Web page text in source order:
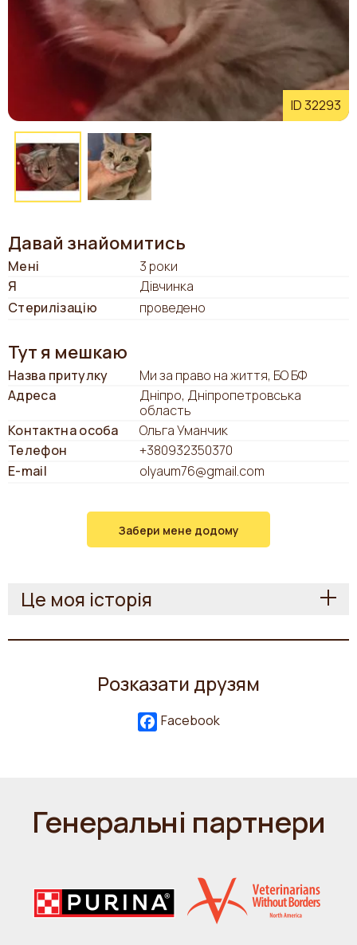
ID 32293
Давай знайомитись
Мені
3 роки
Я
Дівчинка
Стерилізацію
проведено
Тут я мешкаю
Назва притулку
Ми за право на життя, БО БФ
Адреса
Дніпро, Дніпропетровська
область
Контактна особа
Ольга Уманчик
Телефон
+380932350370
E-mail
olyaum76@gmail.com
Забери мене додому
Це моя історія
Розказати друзям
Facebook
Генеральні партнери